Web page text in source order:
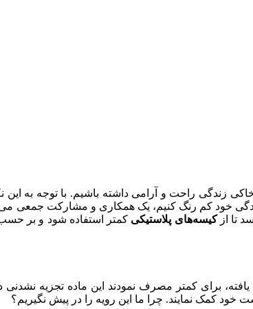
زندگی راحت و آرامی داشته باشیم. با توجه به این
خود کم رنگ کنیم، یک همکاری و مشارکت جمعی
تا ازکیسه‌های پلاستیکی کمتر استفاده شود و بر
برای کمتر مصرف نمودند این ماده تجزیه نشدنی
خود کمک نمایند. چرا ما این رویه را در پیش نگیریم؟